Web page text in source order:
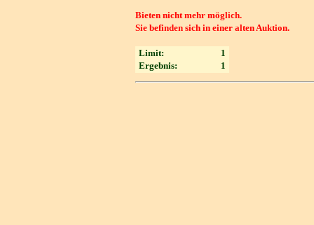
Bieten nicht mehr möglich.
Sie befinden sich in einer alten Auktion.
Limit:
1
Ergebnis:
1